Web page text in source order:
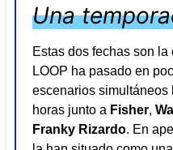
Una
Estas dos fechas son
LOOP ha pasado en
escenarios simultáneos
horas junto a Fisher,
Franky Rizardo. En